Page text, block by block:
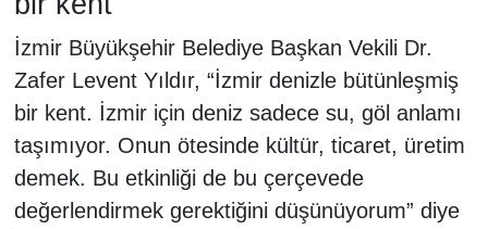
İzmir Büyükşehir Belediye Başkan Vekili Dr.
Zafer Levent Yıldır, “İzmir denizle bütünleşmiş
bir kent. İzmir için deniz sadece su, göl anlamı
taşımıyor. Onun ötesinde kültür, ticaret, üretim
demek. Bu etkinliği de bu çerçevede
değerlendirmek gerektiğini düşünüyorum” diye